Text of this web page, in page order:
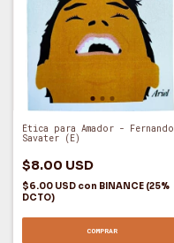
Ética para Amador - Fernando
Savater (E)
$8.00 USD
$6.00 USD con BINANCE (25%
DCTO)
COMPRAR